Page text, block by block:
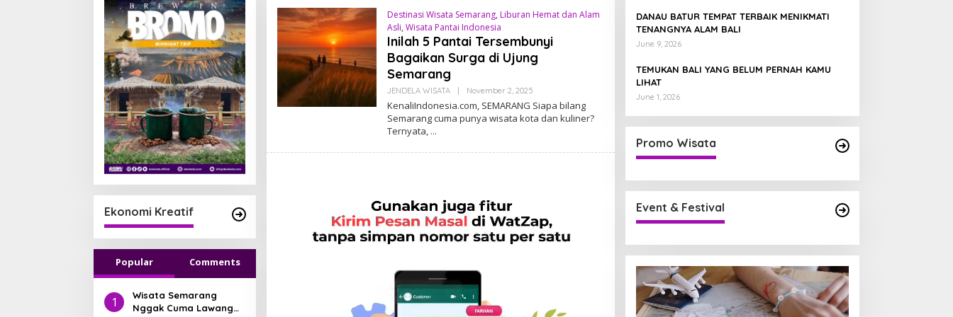
Ekonomi Kreatif
Popular Comments
1
Wisata Semarang
Nggak Cuma Lawang
Destinasi Wisata Semarang, Liburan Hemat dan Alam
Asli, Wisata Pantai Indonesia
Inilah 5 Pantai Tersembunyi
Bagaikan Surga di Ujung
Semarang
JENDELA WISATA November 2, 2025
Y
A
D
N
KenaliIndonesia.com, SEMARANG Siapa bilang
Semarang cuma punya wisata kota dan kuliner?
Ternyata,
DANAU BATUR TEMPAT TERBAIK MENIKMATI
TENANGNYA ALAM BALI
June 9, 2026
TEMUKAN BALI YANG BELUM PERNAH KAMU
LIHAT
June 1, 2026
Promo Wisata
Event & Festival